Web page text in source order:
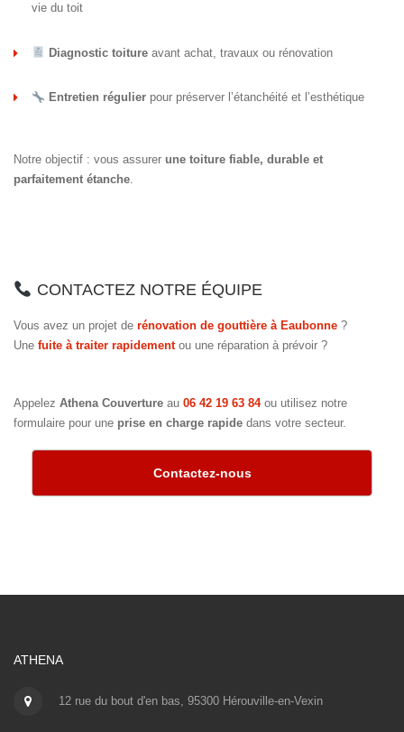
vie du toit
Diagnostic toitureavant achat, travaux ou rénovation
Entretien régulierpour préserver l’étanchéité et l’esthétique
Notre objectif : vous assurer une toiture fiable, durable et
parfaitement étanche.
CONTACTEZ NOTRE ÉQUIPE
Vous avez un projet de rénovation de gouttière à Eaubonne ?
Une fuite à traiter rapidementou une réparation à prévoir ?
Appelez Athena Couverture au 06 42 19 63 84ou utilisez notre
formulaire pour une prise en charge rapide dans votre secteur.
Contactez-nous
ATHENA
12 rue du bout d'en bas, 95300 Hérouville-en-Vexin